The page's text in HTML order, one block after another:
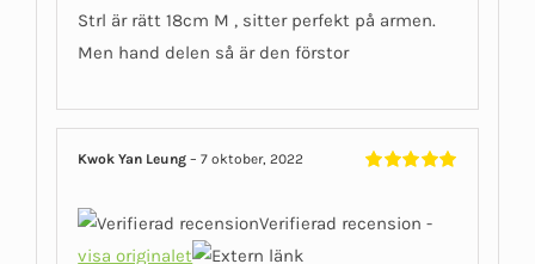
Strl är rätt 18cm M , sitter perfekt på armen.
Men hand delen så är den förstor
Kwok Yan Leung– 7 oktober, 2022
Verifierad recension -
visa originalet